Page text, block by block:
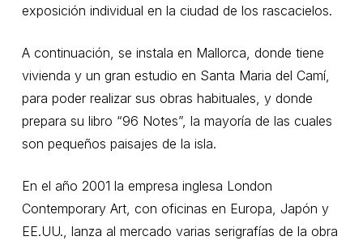
exposición individual en la ciudad de los rascacielos.
A continuación, se instala en Mallorca, donde tiene
vivienda y un gran estudio en Santa Maria del Camí,
para poder realizar sus obras habituales, y donde
prepara su libro “96 Notes”, la mayoría de las cuales
son pequeños paisajes de la isla.
En el año 2001 la empresa inglesa London
Contemporary Art, con oficinas en Europa, Japón y
EE.UU., lanza al mercado varias serigrafías de la obra